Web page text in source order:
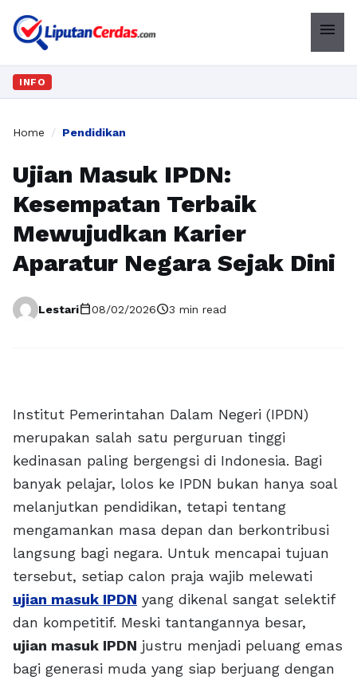
menu
INFO
Home / Pendidikan
Ujian Masuk IPDN:
Kesempatan Terbaik
Mewujudkan Karier
Aparatur Negara Sejak Dini
Lestaricalendar_today08/02/2026schedule3 min read
Institut Pemerintahan Dalam Negeri (IPDN)
merupakan salah satu perguruan tinggi
kedinasan paling bergengsi di Indonesia. Bagi
banyak pelajar, lolos ke IPDN bukan hanya soal
melanjutkan pendidikan, tetapi tentang
mengamankan masa depan dan berkontribusi
langsung bagi negara. Untuk mencapai tujuan
tersebut, setiap calon praja wajib melewati
ujian masuk IPDN yang dikenal sangat selektif
dan kompetitif. Meski tantangannya besar,
ujian masuk IPDN justru menjadi peluang emas
bagi generasi muda yang siap berjuang dengan